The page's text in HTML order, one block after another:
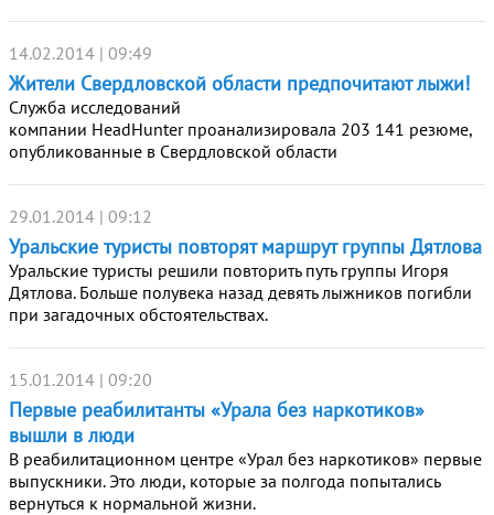
14.02.2014 | 09:49
Жители Свердловской области предпочитают лыжи!
Служба исследований
компании HeadHunter проанализировала 203 141 резюме,
опубликованные в Свердловской области
29.01.2014 | 09:12
Уральские туристы повторят маршрут группы Дятлова
Уральские туристы решили повторить путь группы Игоря
Дятлова. Больше полувека назад девять лыжников погибли
при загадочных обстоятельствах.
15.01.2014 | 09:20
Первые реабилитанты «Урала без наркотиков»
вышли в люди
В реабилитационном центре «Урал без наркотиков» первые
выпускники. Это люди, которые за полгода попытались
вернуться к нормальной жизни.